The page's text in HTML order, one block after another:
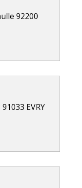
92200
EVRY